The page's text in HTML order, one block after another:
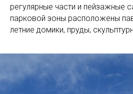
регулярные части и пейзажные
парковой зоны расположены
летние домики, пруды,